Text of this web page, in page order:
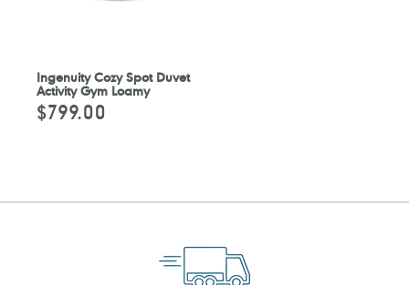
Ingenuity Cozy Spot Duvet
Activity Gym Loamy
定
價
$799.00